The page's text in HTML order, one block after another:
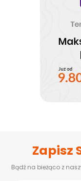
Zapisz
Bądź na bieżąco z